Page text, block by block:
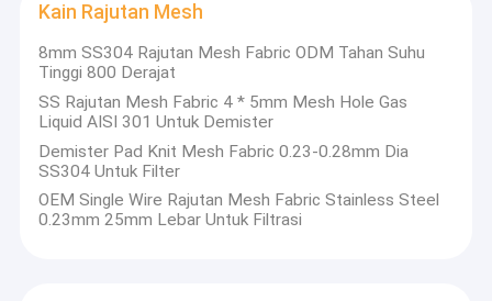
Tentang kita
Wisata pabrik
Kontrol kualitas
Hubungi kami
Kain Rajutan Mesh
8mm SS304 Rajutan Mesh Fabric ODM Tahan Suhu
Tinggi 800 Derajat
SS Rajutan Mesh Fabric 4 * 5mm Mesh Hole Gas
Liquid AISI 301 Untuk Demister
Demister Pad Knit Mesh Fabric 0.23-0.28mm Dia
SS304 Untuk Filter
OEM Single Wire Rajutan Mesh Fabric Stainless Steel
0.23mm 25mm Lebar Untuk Filtrasi
dalam garis ini selama lebih dari 20 tahun dan telah
mengumpulkan pengalaman yang kaya dalam
penelitian wire mesh, desain, produksi, penjualan
dan layanan purna jual. Dan selalu bertahan dalam
filosofi "" kualitas pertama putation sepenuhnya,
kepuasan pelanggan adalah pengejaran abadi kami
"" sejak perusahaan didirikan.
Perusahaan kami mengkhususkan diri dalam
memproduksi berbagai macam wire mesh logam